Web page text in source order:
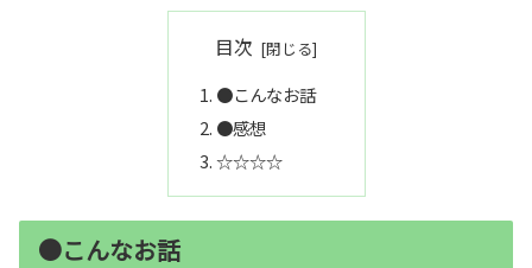
目次
●こんなお話
●感想
☆☆☆☆
●こんなお話